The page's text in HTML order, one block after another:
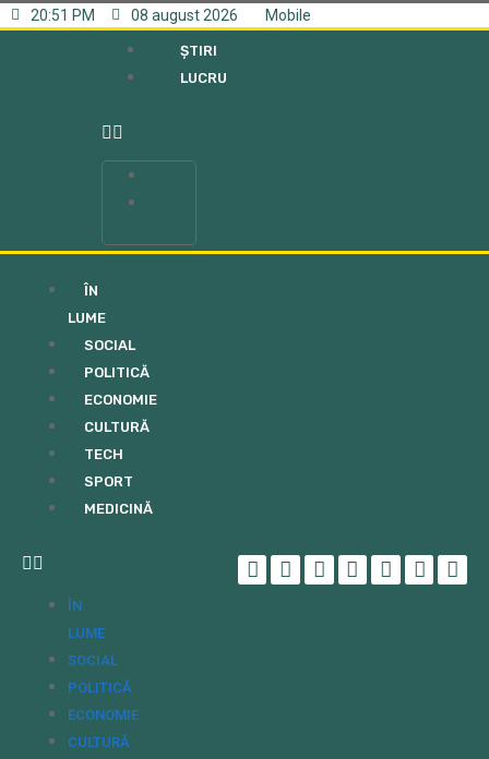
20:51 PM 08 august 2026 Mobile
ȘTIRI
LUCRU
ÎN
LUME
SOCIAL
POLITICĂ
ECONOMIE
CULTURĂ
TECH
SPORT
MEDICINĂ
ÎN
LUME
SOCIAL
POLITICĂ
ECONOMIE
CULTURĂ